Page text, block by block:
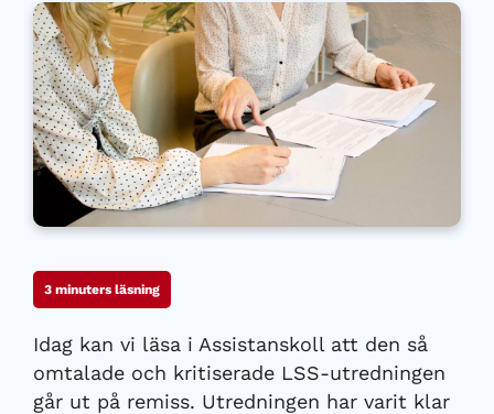
3 minuters läsning
Idag kan vi läsa i Assistanskoll att den så
omtalade och kritiserade LSS-utredningen
går ut på remiss. Utredningen har varit klar